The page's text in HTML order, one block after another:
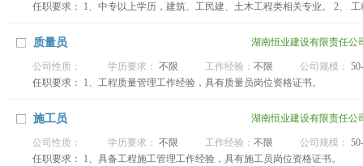
任职要求： 1、中专以上学历，建筑、工民建、土木工程类相关专业。 2、
质量员 湖南恒业建设有限责任公
公司性质： 学历要求： 不限 工作经验： 不限 公司规模：
任职要求： 1、工程质量管理工作经验，具有质量员岗位资格证书。
施工员 湖南恒业建设有限责任公
公司性质： 学历要求： 不限 工作经验： 不限 公司规模：
任职要求： 1、具备工程施工管理工作经验，具有施工员岗位资格证书。